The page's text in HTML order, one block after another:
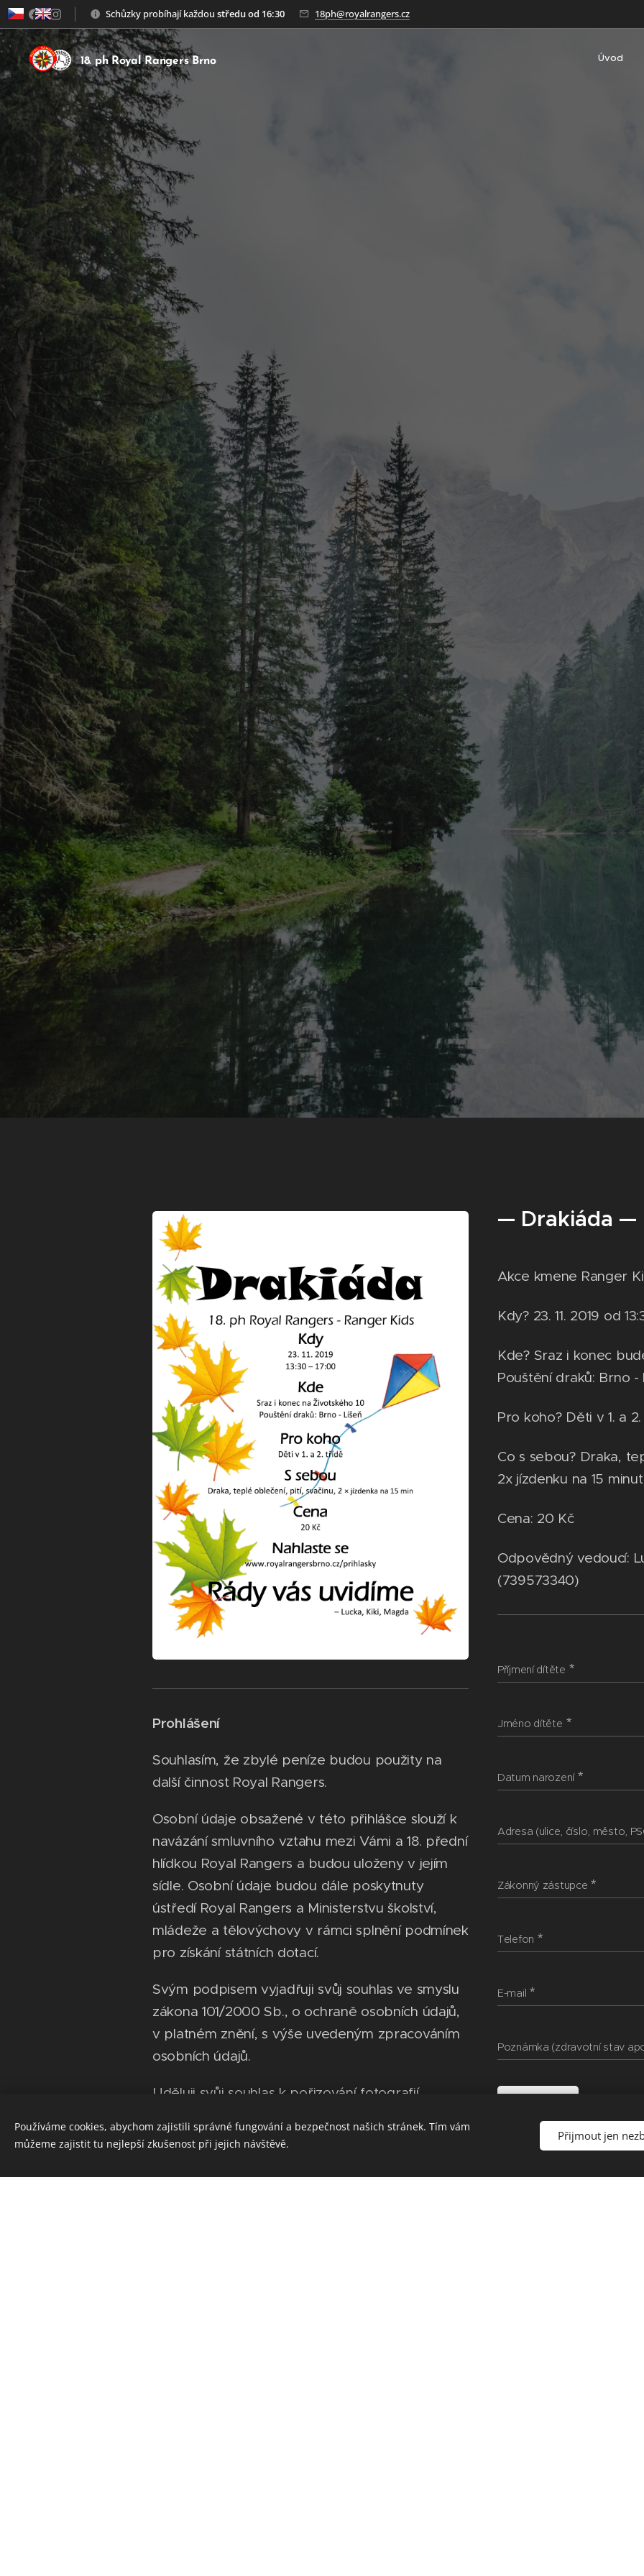
Schůzky probíhají každou středu od 16:30 18ph@royalrangers.cz
18. ph Royal Rangers Brno Úvod
Prohlášení
Souhlasím, že zbylé peníze budou použity na
další činnost Royal Rangers.
Osobní údaje obsažené v této přihlášce slouží k
navázání smluvního vztahu mezi Vámi a 18. přední
hlídkou Royal Rangers a budou uloženy v jejím
sídle. Osobní údaje budou dále poskytnuty
ústředí Royal Rangers a Ministerstvu školství,
mládeže a tělovýchovy v rámci splnění podmínek
pro získání státních dotací.
Svým podpisem vyjadřuji svůj souhlas ve smyslu
zákona 101/2000 Sb., o ochraně osobních údajů,
v platném znění, s výše uvedeným zpracováním
osobních údajů.
Uděluji svůj souhlas k pořizování fotografií,
Brno. Souhlasím s uveřejněním fotografií svého
Rovněž souhlasím s využitím obrazového či
— Drakiáda —
Akce kmene Ranger
Kdy? 23. 11. 2019 od
Kde? Sraz i konec
Pouštění draků: Brno -
Pro koho? Děti v 1. a
Co s sebou? Draka,
2x jízdenku na 15 minut
Cena: 20 Kč
Odpovědný vedoucí:
(739573340)
Příjmení dítěte
Jméno dítěte
Datum narození
Adresa (ulice, číslo, město,
Zákonný zástupce
Telefon
E-mail
Poznámka (zdravotní stav
Používáme cookies, abychom zajistili správné fungování a bezpečnost našich stránek. Tím vám
můžeme zajistit tu nejlepší zkušenost při jejich návštěvě.
Přijmout jen